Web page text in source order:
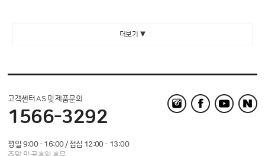
더보기 ▼
고객센터 AS 및 제품문의
1566-3292
평일 9:00 - 16:00 / 점심 12:00 - 13:00